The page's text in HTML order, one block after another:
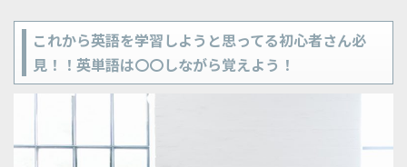
これから英語を学習しようと思ってる初心者さん必
見！！英単語は〇〇しながら覚えよう！